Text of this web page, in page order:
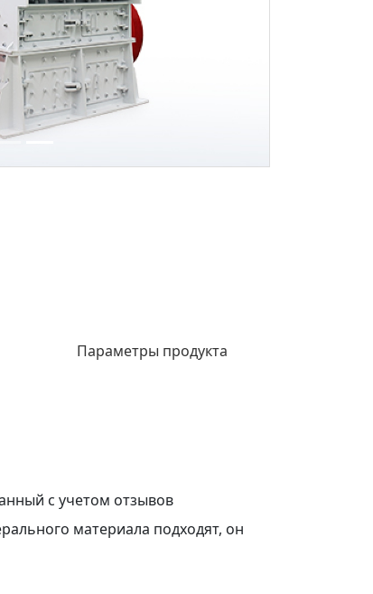
Параметры продукта
с учетом отзывов
материала подходят, он